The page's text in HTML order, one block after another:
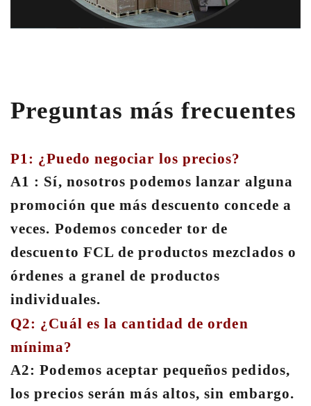
Preguntas más frecuentes
P1: ¿Puedo negociar los precios?
A1 : Sí, nosotros podemos lanzar alguna
promoción que más descuento concede a
veces. Podemos conceder tor de
descuento FCL de productos mezclados o
órdenes a granel de productos
individuales.
Q2: ¿Cuál es la cantidad de orden
mínima?
A2: Podemos aceptar pequeños pedidos,
los precios serán más altos, sin embargo.